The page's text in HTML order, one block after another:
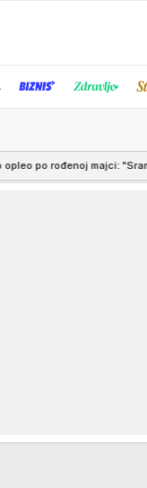
majci: "Sramota, blam me je"